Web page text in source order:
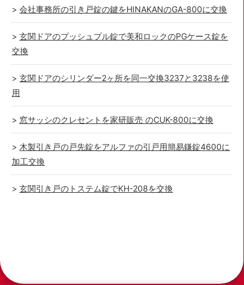
会社事務所の引き戸錠の鍵をHINAKANのGA-800に交換
玄関ドアのプッシュプル錠で美和ロックのPGケース錠を
交換
玄関ドアのシリンダー2ヶ所を同一交換3237と3238を使
用
窓サッシのクレセントを家研販売 のCUK-800に交換
木製引き戸の戸先錠をアルファの引戸用簡易鎌錠4600に
加工交換
玄関引き戸のトステム錠でKH-208を交換